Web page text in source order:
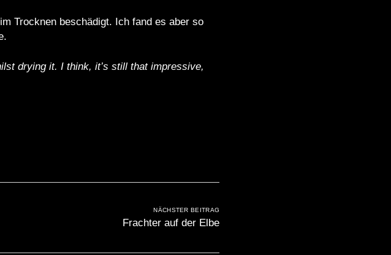
Trocknen beschädigt. Ich fand es aber so
drying it. I think, it’s still that impressive,
NÄCHSTER BEITRAG
Frachter auf der Elbe